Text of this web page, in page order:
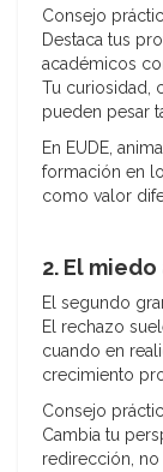
Consejo
Destaca tus
académicos
Tu curiosidad,
pueden pesar
En EUDE,
formación en
como valor
2. El
El segundo
El rechazo
cuando en
crecimiento
Consejo
Cambia tu
redirección, no